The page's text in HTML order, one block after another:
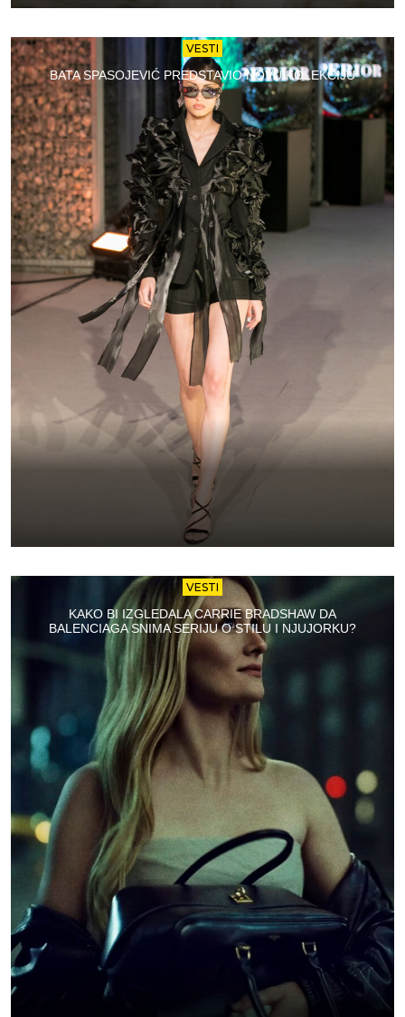
VESTI
BATA SPASOJEVIĆ PREDSTAVIO NOVU KOLEKCIJU
VESTI
KAKO BI IZGLEDALA CARRIE BRADSHAW DA
BALENCIAGA SNIMA SERIJU O STILU I NJUJORKU?